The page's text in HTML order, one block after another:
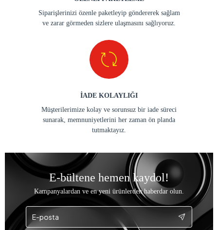
Siparişlerinizi özenle paketleyip göndererek sağlam
ve zarar görmeden sizlere ulaşmasını sağlıyoruz.
İADE KOLAYLIĞI
Müşterilerimize kolay ve sorunsuz bir iade süreci
sunarak, memnuniyetlerini her zaman ön planda
tutmaktayız.
E-bültene hemen kaydol!
Kampanyalardan ve en yeni ürünlerden haberdar olun.